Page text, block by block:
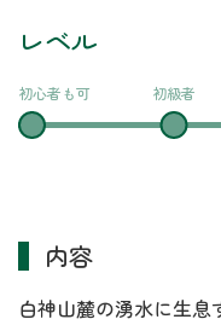
レベル
初心者も可 初級者
内容
白神山麓の湧水に生